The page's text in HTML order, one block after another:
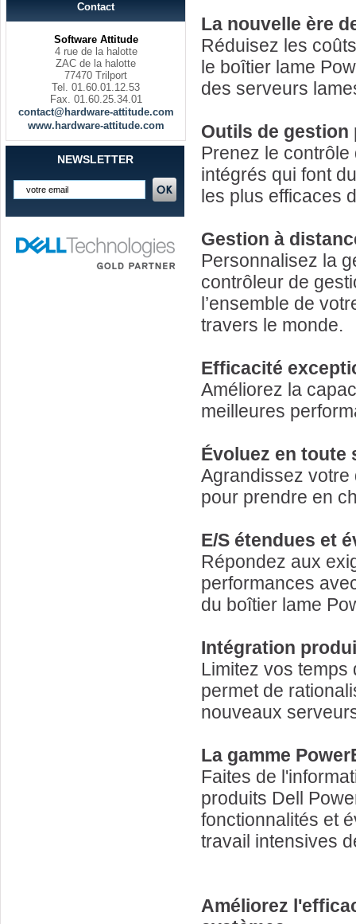
Contact
Software Attitude
4 rue de la halotte
ZAC de la halotte
77470 Trilport
Tel. 01.60.01.12.53
Fax. 01.60.25.34.01
contact@hardware-attitude.com
www.hardware-attitude.com
NEWSLETTER
La nouvelle ère
Réduisez les
le boîtier lame
des serveurs
Outils de gestion
Prenez le
intégrés qui font
les plus efficaces
Gestion à
Personnalisez la
contrôleur de
l’ensemble de
travers le monde.
Efficacité
Améliorez la
meilleures
Évoluez en toute
Agrandissez votre
pour prendre en
E/S étendues et
Répondez aux
performances
du boîtier lame
Intégration
Limitez vos
permet de
nouveaux
La gamme
Faites de
produits Dell
fonctionnalités et
travail intensives
Améliorez